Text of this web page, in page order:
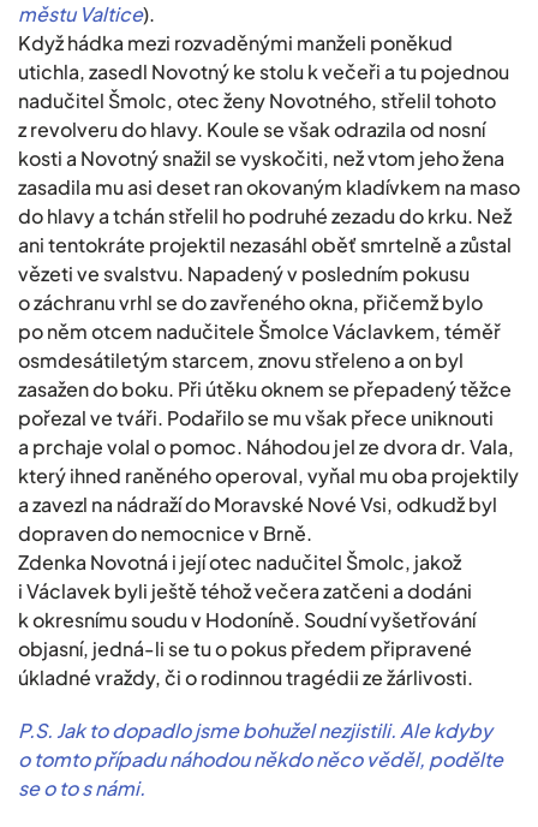
městu Valtice).
Když hádka mezi rozvaděnými manželi poněkud
utichla, zasedl Novotný ke stolu k večeři a tu pojednou
nadučitel Šmolc, otec ženy Novotného, střelil tohoto
z revolveru do hlavy. Koule se však odrazila od nosní
kosti a Novotný snažil se vyskočiti, než vtom jeho žena
zasadila mu asi deset ran okovaným kladívkem na maso
do hlavy a tchán střelil ho podruhé zezadu do krku. Než
ani tentokráte projektil nezasáhl oběť smrtelně a zůstal
vězeti ve svalstvu. Napadený v posledním pokusu
o záchranu vrhl se do zavřeného okna, přičemž bylo
po něm otcem nadučitele Šmolce Václavkem, téměř
osmdesátiletým starcem, znovu střeleno a on byl
zasažen do boku. Při útěku oknem se přepadený těžce
pořezal ve tváři. Podařilo se mu však přece uniknouti
a prchaje volal o pomoc. Náhodou jel ze dvora dr. Vala,
který ihned raněného operoval, vyňal mu oba projektily
a zavezl na nádraží do Moravské Nové Vsi, odkudž byl
dopraven do nemocnice v Brně.
Zdenka Novotná i její otec nadučitel Šmolc, jakož
i Václavek byli ještě téhož večera zatčeni a dodáni
k okresnímu soudu v Hodoníně. Soudní vyšetřování
objasní, jedná-li se tu o pokus předem připravené
úkladné vraždy, či o rodinnou tragédii ze žárlivosti.
P.S. Jak to dopadlo jsme bohužel nezjistili. Ale kdyby
o tomto případu náhodou někdo něco věděl, podělte
se o to s námi.